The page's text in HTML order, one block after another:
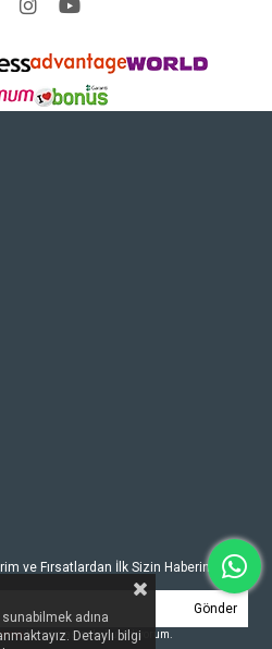
ve Fırsatlardan İlk Sizin Haberiniz
Gönder
korunmasını kabul ediyorum.
adına
Detaylı bilgi